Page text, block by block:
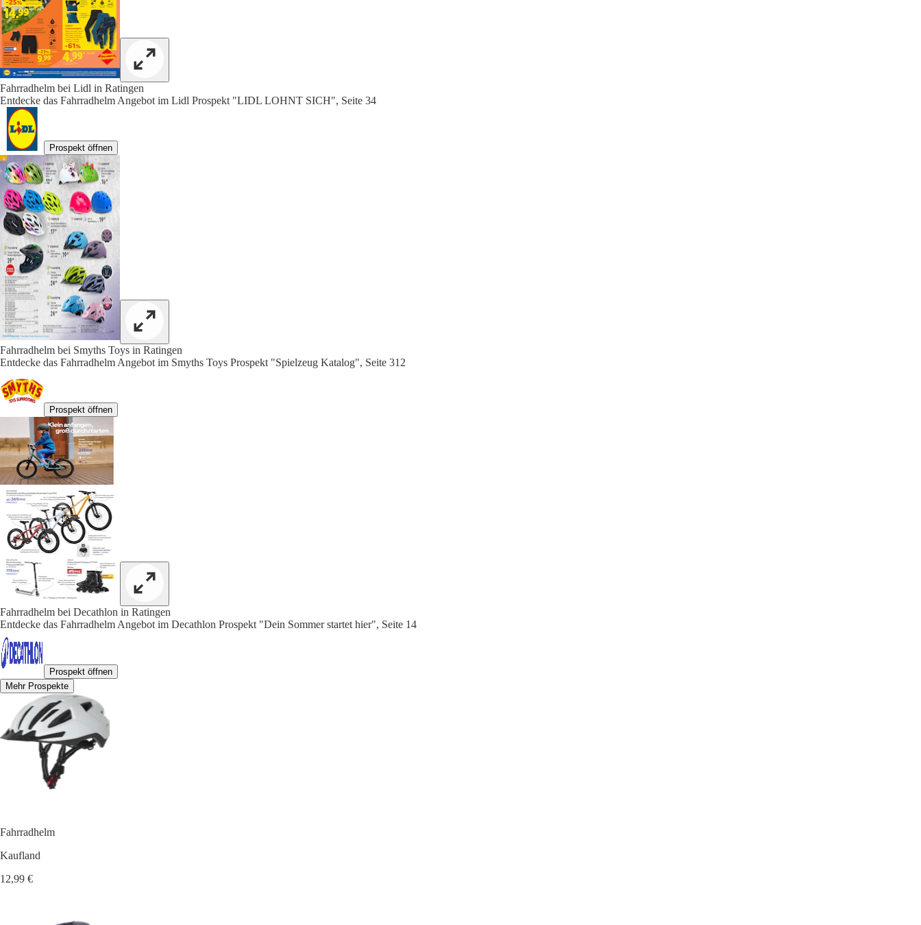
Fahrradhelm bei Lidl in Ratingen
Entdecke das Fahrradhelm Angebot im Lidl Prospekt "LIDL LOHNT SICH", Seite 34
Prospekt öffnen
Fahrradhelm bei Smyths Toys in Ratingen
Entdecke das Fahrradhelm Angebot im Smyths Toys Prospekt "Spielzeug Katalog", Seite 312
Prospekt öffnen
Fahrradhelm bei Decathlon in Ratingen
Entdecke das Fahrradhelm Angebot im Decathlon Prospekt "Dein Sommer startet hier", Seite 14
Prospekt öffnen
Mehr Prospekte
Fahrradhelm
Kaufland
12,99 €